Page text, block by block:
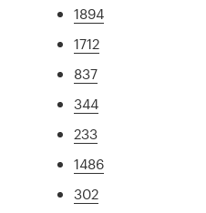
1894
1712
837
344
233
1486
302